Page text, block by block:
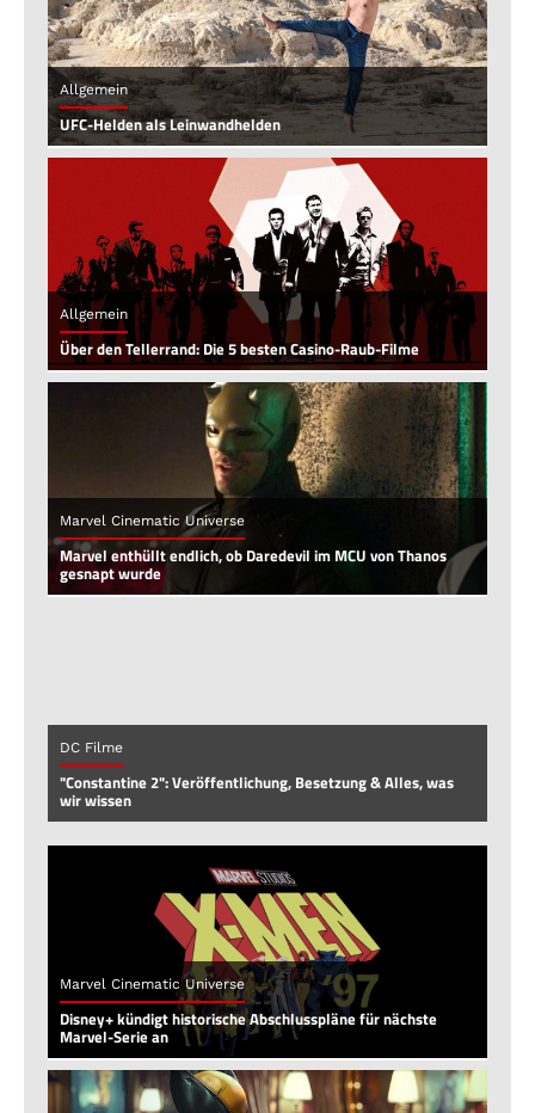
Allgemein
UFC-Helden als Leinwandhelden
Allgemein
Über den Tellerrand: Die 5 besten Casino-Raub-Filme
Marvel Cinematic Universe
Marvel enthüllt endlich, ob Daredevil im MCU von Thanos
gesnapt wurde
DC Filme
"Constantine 2": Veröffentlichung, Besetzung & Alles, was
wir wissen
Marvel Cinematic Universe
Disney+ kündigt historische Abschlusspläne für nächste
Marvel-Serie an